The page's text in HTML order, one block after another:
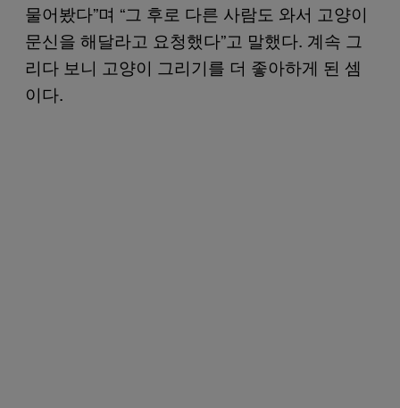
물어봤다”며 “그 후로 다른 사람도 와서 고양이
문신을 해달라고 요청했다”고 말했다. 계속 그
리다 보니 고양이 그리기를 더 좋아하게 된 셈
이다.